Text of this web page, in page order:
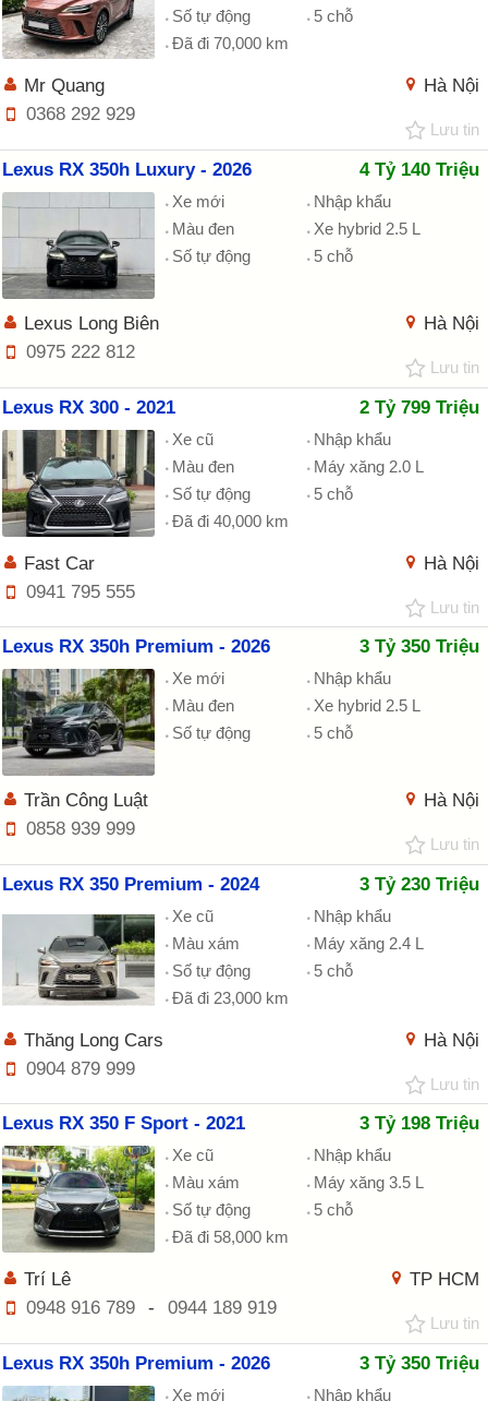
Số tự động
5 chỗ
Đã đi 70,000 km
Hà Nội
Mr Quang
0368 292 929
Lưu tin
Lexus RX 350h Luxury - 2026 4 Tỷ 140 Triệu
Xe mới
Nhập khẩu
Màu đen
Xe hybrid 2.5 L
Số tự động
5 chỗ
Hà Nội
Lexus Long Biên
0975 222 812
Lưu tin
Lexus RX 300 - 2021 2 Tỷ 799 Triệu
Xe cũ
Nhập khẩu
Màu đen
Máy xăng 2.0 L
Số tự động
5 chỗ
Đã đi 40,000 km
Hà Nội
Fast Car
0941 795 555
Lưu tin
Lexus RX 350h Premium - 2026 3 Tỷ 350 Triệu
Xe mới
Nhập khẩu
Màu đen
Xe hybrid 2.5 L
Số tự động
5 chỗ
Hà Nội
Trần Công Luật
0858 939 999
Lưu tin
Lexus RX 350 Premium - 2024 3 Tỷ 230 Triệu
Xe cũ
Nhập khẩu
Màu xám
Máy xăng 2.4 L
Số tự động
5 chỗ
Đã đi 23,000 km
Hà Nội
Thăng Long Cars
0904 879 999
Lưu tin
Lexus RX 350 F Sport - 2021 3 Tỷ 198 Triệu
Xe cũ
Nhập khẩu
Màu xám
Máy xăng 3.5 L
Số tự động
5 chỗ
Đã đi 58,000 km
TP HCM
Trí Lê
0948 916 789
- 0944 189 919
Lưu tin
Lexus RX 350h Premium - 2026 3 Tỷ 350 Triệu
Xe mới Nhập khẩu